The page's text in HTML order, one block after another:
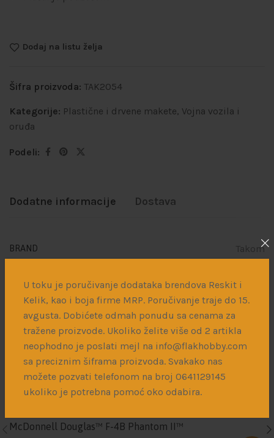
U toku je poručivanje dodataka brendova Reskit i
Kelik, kao i boja firme MRP. Poručivanje traje do 15.
avgusta. Dobićete odmah ponudu sa cenama za
tražene proizvode. Ukoliko želite više od 2 artikla
neophodno je poslati mejl na info@flakhobby.com
sa preciznim šiframa proizvoda. Svakako nas
možete pozvati telefonom na broj 0641129145
ukoliko je potrebna pomoć oko odabira.
Dodaj na listu želja
Šifra proizvoda: TAK2054
Kategorije: Plastične i drvene makete, Vojna vozila i
oruđa
Podeli:
Dodatne informacije Dostava
BRAND Takom
PERIOD 1945-1989
RAZMERA
Povezani proizvodi
McDonnell Douglas™ F-4B Phantom II™